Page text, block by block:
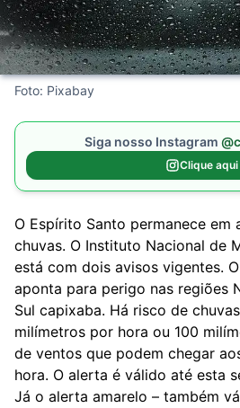
Foto: Pixabay
Siga nosso Instagram
Clique aqui
O Espírito Santo permanece
chuvas. O Instituto Nacional de
está com dois avisos vigentes.
aponta para perigo nas regiões
Sul capixaba. Há risco de
milímetros por hora ou 100
de ventos que podem chegar
hora. O alerta é válido até esta
Já o alerta amarelo – também